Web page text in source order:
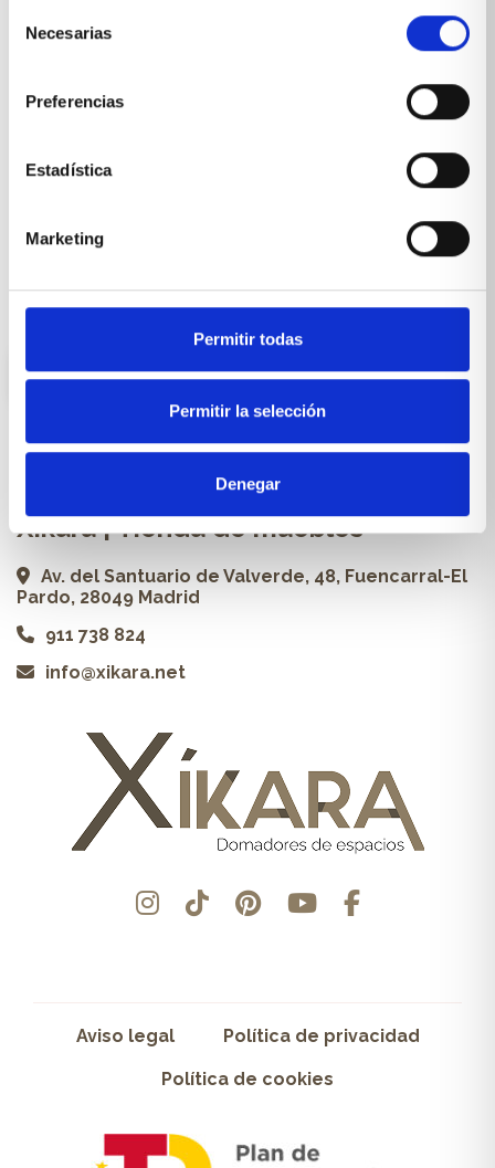
Necesarias
Preferencias
Estadística
Marketing
Permitir todas
Permitir la selección
Denegar
Carpintería a medida
Profesionales
ES
Contacto
Xikara | Tienda de muebles
Av. del Santuario de Valverde, 48, Fuencarral-El
Pardo, 28049 Madrid
911 738 824
info@xikara.net
Aviso legal Política de privacidad
Política de cookies